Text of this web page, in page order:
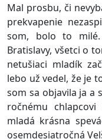
Mal prosbu, či
prekvapenie
som, bolo to
Bratislavy, všetci o
netušiaci mladík
lebo už vedel, že je
som sa objavila ja a
ročnému
mladá krásna
osemdesiatročná